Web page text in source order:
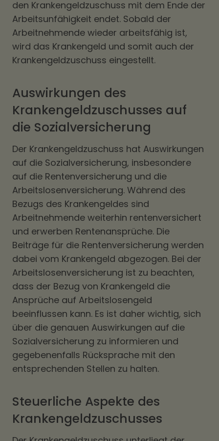
den Krankengeldzuschuss mit dem Ende der
Arbeitsunfähigkeit endet. Sobald der
Arbeitnehmende wieder arbeitsfähig ist,
wird das Krankengeld und somit auch der
Krankengeldzuschuss eingestellt.
Auswirkungen des
Krankengeldzuschusses auf
die Sozialversicherung
Der Krankengeldzuschuss hat Auswirkungen
auf die Sozialversicherung, insbesondere
auf die Rentenversicherung und die
Arbeitslosenversicherung. Während des
Bezugs des Krankengeldes sind
Arbeitnehmende weiterhin rentenversichert
und erwerben Rentenansprüche. Die
Beiträge für die Rentenversicherung werden
dabei vom Krankengeld abgezogen. Bei der
Arbeitslosenversicherung ist zu beachten,
dass der Bezug von Krankengeld die
Ansprüche auf Arbeitslosengeld
beeinflussen kann. Es ist daher wichtig, sich
über die genauen Auswirkungen auf die
Sozialversicherung zu informieren und
gegebenenfalls Rücksprache mit den
entsprechenden Stellen zu halten.
Steuerliche Aspekte des
Krankengeldzuschusses